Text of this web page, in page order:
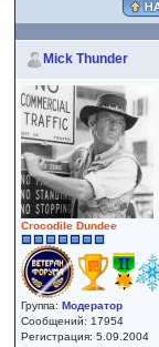
Mick Thunder
Crocodile Dundee
Группа:Модератор
Сообщений: 17954
Регистрация: 5.09.2004